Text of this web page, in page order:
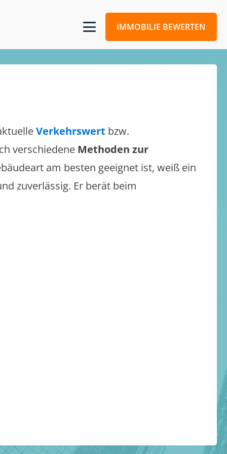
IMMOBILIE BEWERTEN
Verkehrswert bzw.
verschiedene Methoden zur
am besten geeignet ist, weiß ein
zuverlässig. Er berät beim